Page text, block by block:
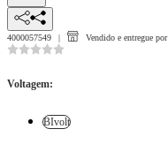
4000057549 Vendido e entregue por
Voltagem:
BIvolt